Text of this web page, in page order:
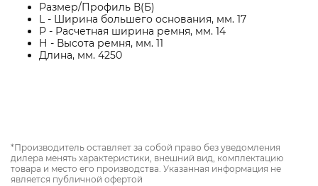
Размер/Профиль В(Б)
L - Ширина большего основания, мм. 17
Р - Расчетная ширина ремня, мм. 14
Н - Высота ремня, мм. 11
Длина, мм. 4250
*Производитель оставляет за собой право без уведомления
дилера менять характеристики, внешний вид, комплектацию
товара и место его производства. Указанная информация не
является публичной офертой